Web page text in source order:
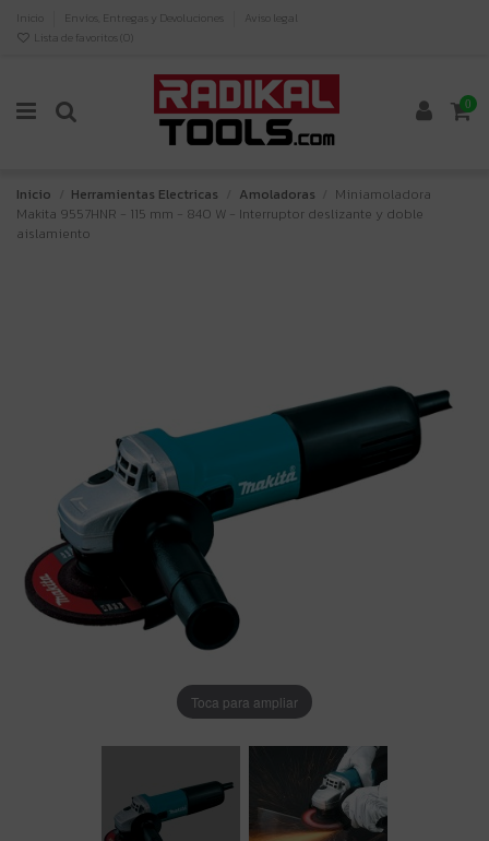
Inicio Envíos, Entregas y Devoluciones
Aviso legal
Lista de favoritos ( 0)
0
Inicio Herramientas Electricas Amoladoras
Miniamoladora
Makita 9557HNR - 115 mm - 840 W - Interruptor deslizante y doble
aislamiento
Toca para ampliar